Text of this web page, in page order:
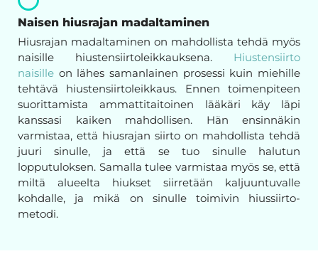
Naisen hiusrajan madaltaminen
Hiusrajan madaltaminen on mahdollista tehdä myös
naisille hiustensiirtoleikkauksena. Hiustensiirto
naisille on lähes samanlainen prosessi kuin miehille
tehtävä hiustensiirtoleikkaus. Ennen toimenpiteen
suorittamista ammattitaitoinen lääkäri käy läpi
kanssasi kaiken mahdollisen. Hän ensinnäkin
varmistaa, että hiusrajan siirto on mahdollista tehdä
juuri sinulle, ja että se tuo sinulle halutun
lopputuloksen. Samalla tulee varmistaa myös se, että
miltä alueelta hiukset siirretään kaljuuntuvalle
kohdalle, ja mikä on sinulle toimivin hiussiirto-
metodi.